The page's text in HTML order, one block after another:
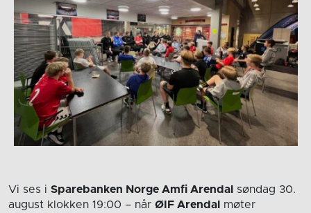
Vi ses i Sparebanken Norge Amfi Arendal søndag 30.
august klokken 19:00 – når ØIF Arendal møter